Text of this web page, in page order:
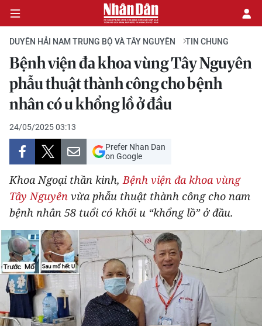
CHÍNH TRỊ
KINH TẾ
VĂN HÓA
XÃ HỘI
PHÁP LUẬT
DU LỊCH
THẾ GIỚI
THỂ THAO
GIÁO DỤC
DUYÊN HẢI NAM TRUNG BỘ VÀ TÂY NGUYÊN TIN CHUNG
Bệnh viện đa khoa vùng Tây Nguyên
phẫu thuật thành công cho bệnh
nhân có u khổng lồ ở đầu
24/05/2025 03:13
Prefer Nhan Dan
on Google
Khoa Ngoại thần kinh,Bệnh viện đa khoa vùng
Tây Nguyên vừa phẫu thuật thành công cho nam
bệnh nhân 58 tuổi có khối u “khổng lồ” ở đầu.